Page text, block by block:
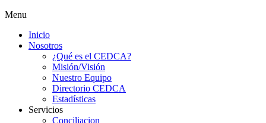
Menu
Inicio
Nosotros
¿Qué es el CEDCA?
Misión/Visión
Nuestro Equipo
Directorio CEDCA
Estadísticas
Servicios
Conciliacion